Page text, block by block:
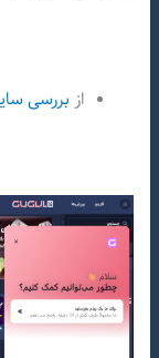
از بررسی